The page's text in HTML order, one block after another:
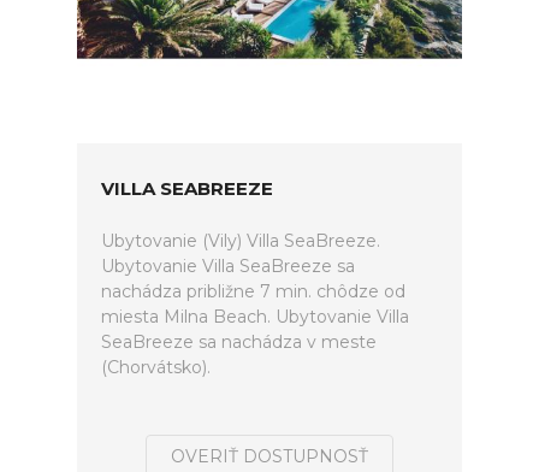
VILLA SEABREEZE
Ubytovanie (Vily) Villa SeaBreeze.
Ubytovanie Villa SeaBreeze sa
nachádza približne 7 min. chôdze od
miesta Milna Beach. Ubytovanie Villa
SeaBreeze sa nachádza v meste
(Chorvátsko).
OVERIŤ DOSTUPNOSŤ